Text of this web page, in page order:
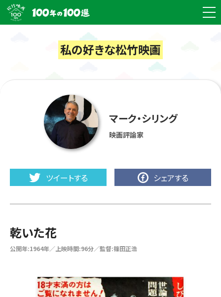
私の好きな松竹映画
マーク・シリング
映画評論家
ツイートする シェアする
乾いた花
公開年:1964年／上映時間:96分／監督:篠田正浩